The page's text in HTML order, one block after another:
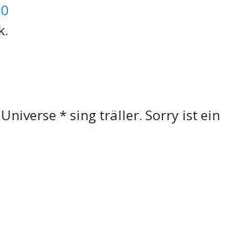
* sing träller. Sorry ist ein